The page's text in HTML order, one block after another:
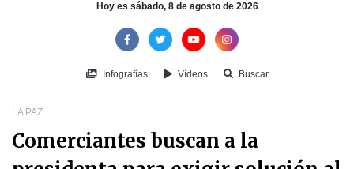
Hoy es sábado, 8 de agosto de 2026
Infografías Vídeos Buscar
LA PAZ
Comerciantes buscan a la